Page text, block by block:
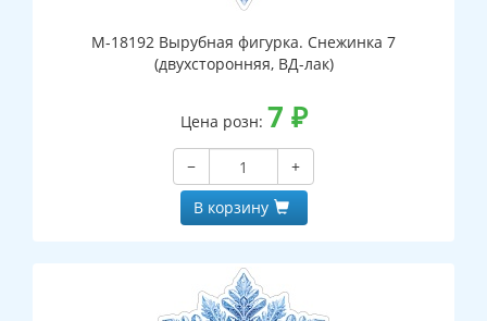
М-18192 Вырубная фигурка. Снежинка 7
(двухсторонняя, ВД-лак)
Цена розн: 7 ₽
−
+
В корзину